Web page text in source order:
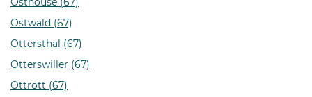
Ostwald (67)
Ottersthal (67)
Otterswiller (67)
Ottrott (67)